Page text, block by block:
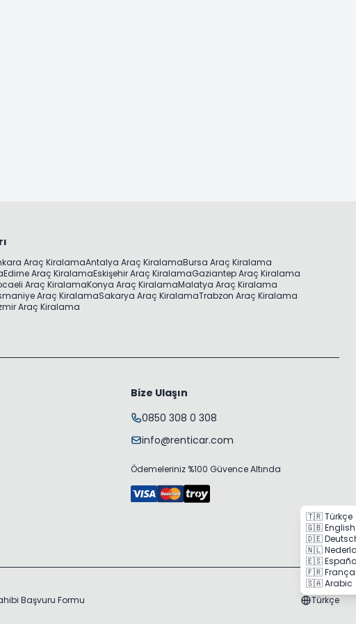
Araç KiralamaAntalya Araç KiralamaBursa Araç Kiralama
Edirne Araç KiralamaEskişehir Araç KiralamaGaziantep Araç Kiralama
Araç KiralamaKonya Araç KiralamaMalatya Araç Kiralama
Araç KiralamaSakarya Araç KiralamaTrabzon Araç Kiralama
Araç Kiralama
Bize Ulaşın
0850 308 0 308
info@renticar.com
Ödemeleriniz %100 Güvence Altında
Başvuru Formu Türkçe
🇹🇷 Türkçe
🇬🇧 English
🇩🇪
🇳🇱
🇪🇸
🇫🇷
🇸🇦 Arabic